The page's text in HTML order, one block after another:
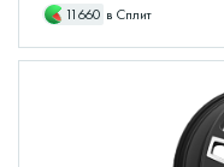
11660 в Сплит